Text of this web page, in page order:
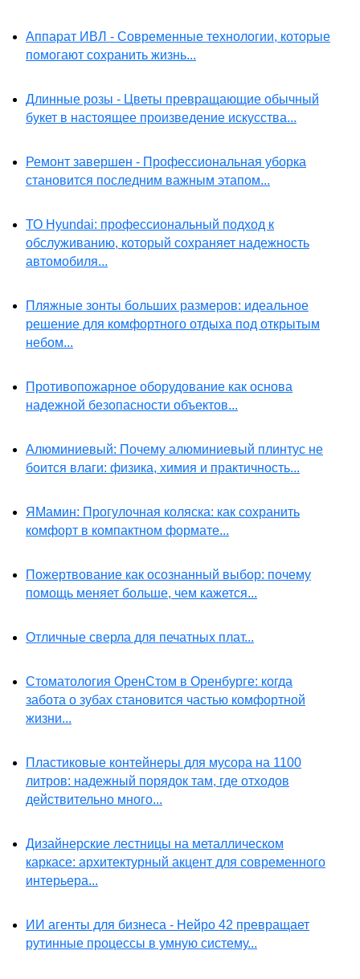
Аппарат ИВЛ - Современные технологии, которые
помогают сохранить жизнь...
Длинные розы - Цветы превращающие обычный
букет в настоящее произведение искусства...
Ремонт завершен - Профессиональная уборка
становится последним важным этапом...
ТО Hyundai: профессиональный подход к
обслуживанию, который сохраняет надежность
автомобиля...
Пляжные зонты больших размеров: идеальное
решение для комфортного отдыха под открытым
небом...
Противопожарное оборудование как основа
надежной безопасности объектов...
Алюминиевый: Почему алюминиевый плинтус не
боится влаги: физика, химия и практичность...
ЯМамин: Прогулочная коляска: как сохранить
комфорт в компактном формате...
Пожертвование как осознанный выбор: почему
помощь меняет больше, чем кажется...
Отличные сверла для печатных плат...
Стоматология ОренСтом в Оренбурге: когда
забота о зубах становится частью комфортной
жизни...
Пластиковые контейнеры для мусора на 1100
литров: надежный порядок там, где отходов
действительно много...
Дизайнерские лестницы на металлическом
каркасе: архитектурный акцент для современного
интерьера...
ИИ агенты для бизнеса - Нейро 42 превращает
рутинные процессы в умную систему...